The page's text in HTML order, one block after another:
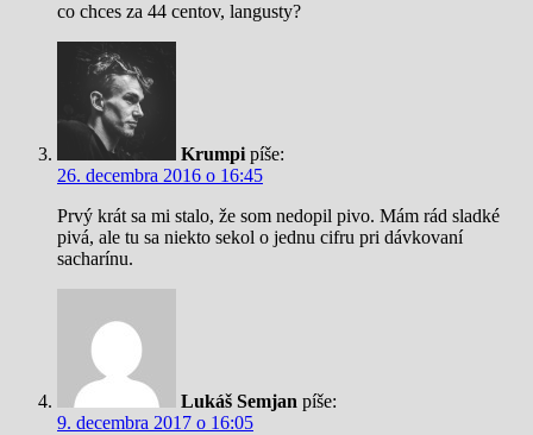
co chces za 44 centov, langusty?
Krumpi píše:
26. decembra 2016 o 16:45
Prvý krát sa mi stalo, že som nedopil pivo. Mám rád sladké
pivá, ale tu sa niekto sekol o jednu cifru pri dávkovaní
sacharínu.
Lukáš Semjan píše:
9. decembra 2017 o 16:05